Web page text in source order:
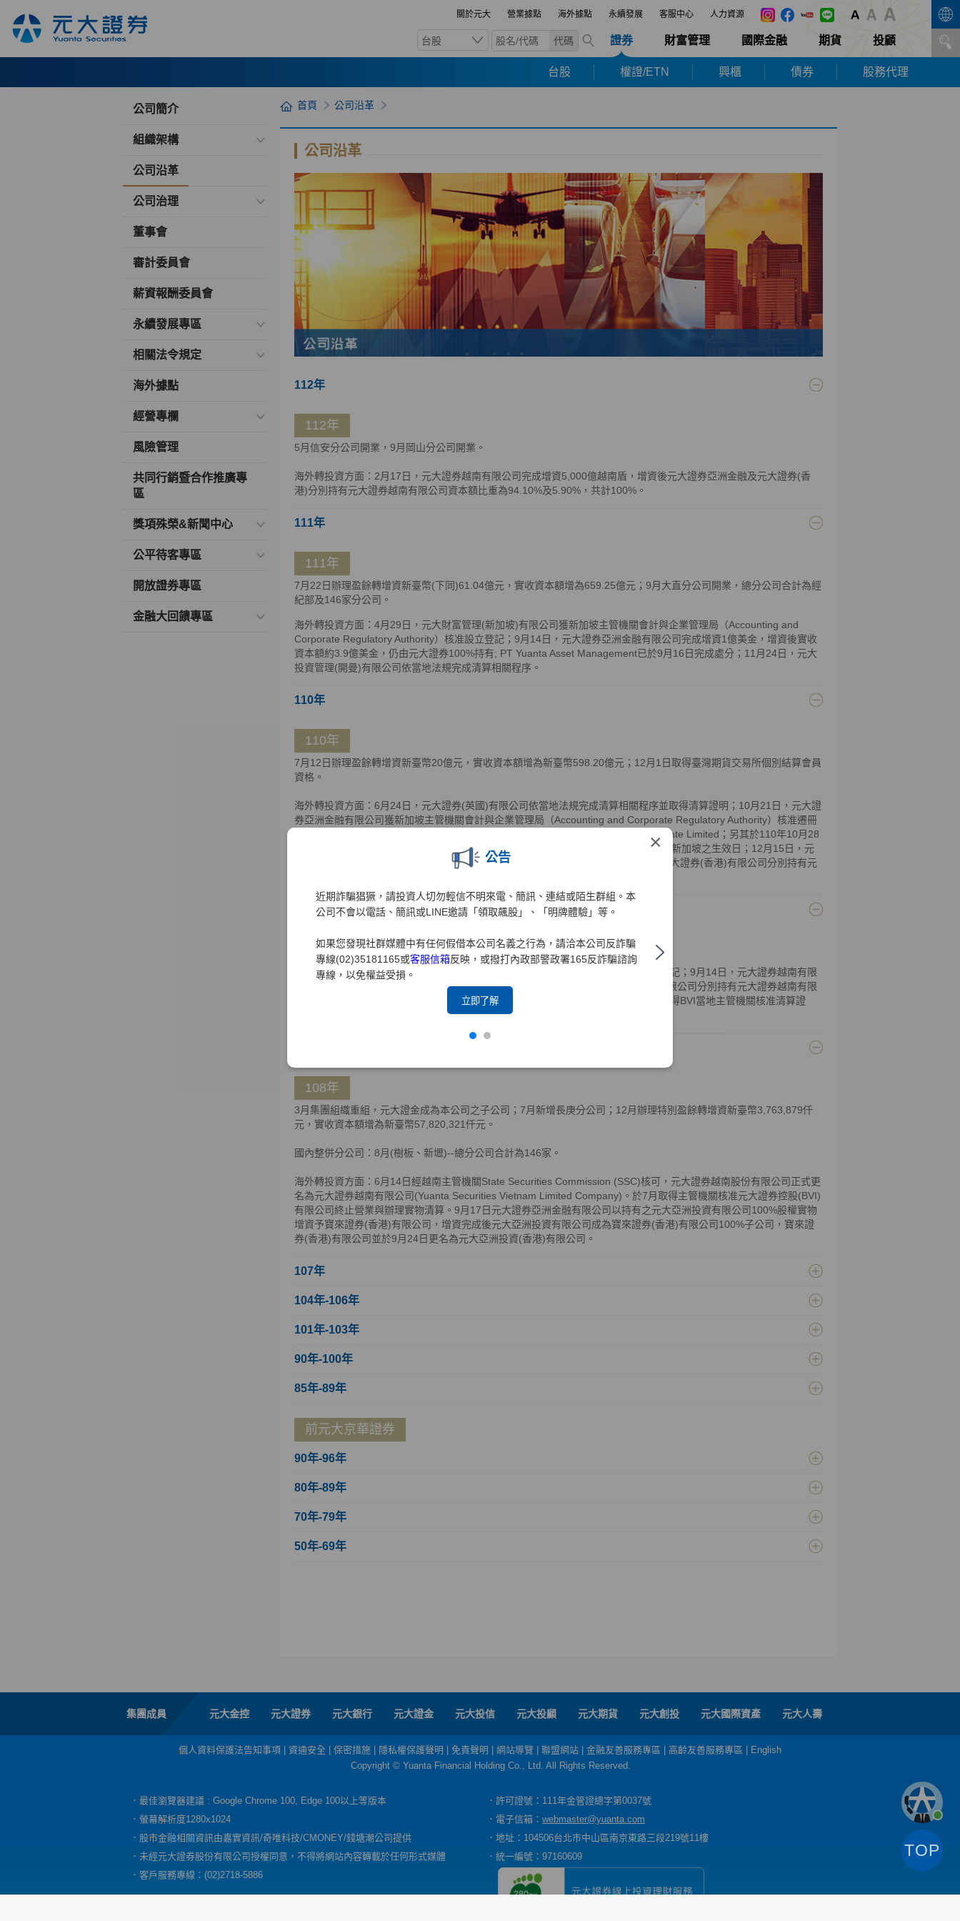
關於元大 營業據點 海外據點 永續發展 客服中心 人力資源
台股 代碼 證券 財富管理 國際金融 期貨 投顧
台股 權證/ETN 興櫃 債券 股務代理
×
公告
近期詐騙猖獗，請投資人切勿輕信不明來電、簡訊、連結或陌生群組。本
公司不會以電話、簡訊或LINE邀請「領取飆股」、「明牌體驗」等。
如果您發現社群媒體中有任何假借本公司名義之行為，請洽本公司反詐騙
專線(02)35181165或客服信箱反映，或撥打內政部警政署165反詐騙諮詢
專線，以免權益受損。
立即了解
公司簡介
組織架構
公司沿革
公司治理
董事會
審計委員會
薪資報酬委員會
永續發展專區
相關法令規定
海外據點
經營專欄
風險管理
共同行銷暨合作推廣專
區
獎項殊榮&新聞中心
公平待客專區
開放證券專區
金融大回饋專區
首頁 公司沿革
公司沿革
112年
112年
5月信安分公司開業，9月岡山分公司開業。
海外轉投資方面：2月17日，元大證券越南有限公司完成增資5,000億越南盾，增資後元大證券亞洲金融及元大證券(香
港)分別持有元大證券越南有限公司資本額比重為94.10%及5.90%，共計100%。
111年
111年
7月22日辦理盈餘轉增資新臺幣(下同)61.04億元，實收資本額增為659.25億元；9月大直分公司開業，總分公司合計為經
紀部及146家分公司。
海外轉投資方面：4月29日，元大財富管理(新加坡)有限公司獲新加坡主管機關會計與企業管理局（Accounting and
Corporate Regulatory Authority）核准設立登記；9月14日，元大證券亞洲金融有限公司完成增資1億美金，增資後實收
資本額約3.9億美金，仍由元大證券100%持有; PT Yuanta Asset Management已於9月16日完成處分；11月24日，元大
投資管理(開曼)有限公司依當地法規完成清算相關程序。
110年
110年
7月12日辦理盈餘轉增資新臺幣20億元，實收資本額增為新臺幣598.20億元；12月1日取得臺灣期貨交易所個別結算會員
資格。
海外轉投資方面：6月24日，元大證券(英國)有限公司依當地法規完成清算相關程序並取得清算證明；10月21日，元大證
券亞洲金融有限公司獲新加坡主管機關會計與企業管理局（Accounting and Corporate Regulatory Authority）核准遷冊
至新加坡，公司英文名稱並同步變更為Yuanta Securities Asia Financial Services Private Limited；另其於110年10月28
日獲百慕達公司註冊處（Registrar of Companies）核准遷出，遷出之生效日同其遷入新加坡之生效日；12月15日，元
大證券越南有限公司完成增資5,000億越南盾，增資後元大證券亞洲金融有限公司及元大證券(香港)有限公司分別持有元
109年
109年
海外轉投資方面：2月14日，元大證券控股(BVI)有限公司獲BVI公司註冊處核准註銷登記；9月14日，元大證券越南有限
公司完成增資5,000億越南盾，增資後元大證券亞洲金融有限公司及元大證券(香港)有限公司分別持有元大證券越南有限
公司股權90.16%及9.84%，持股比例共計100%；11月4日，元大亞洲投資有限公司取得BVI當地主管機關核准清算證
明，以實物解散清算方式，將資產分配返還予元大亞洲投資(香港)有限公司。
108年
3月集團組織重組，元大證金成為本公司之子公司；7月新增長庚分公司；12月辦理特別盈餘轉增資新臺幣3,763,879仟
元，實收資本額增為新臺幣57,820,321仟元。
國內整併分公司：8月(樹板、新壢)--總分公司合計為146家。
海外轉投資方面：6月14日經越南主管機關State Securities Commission (SSC)核可，元大證券越南股份有限公司正式更
名為元大證券越南有限公司(Yuanta Securities Vietnam Limited Company)。於7月取得主管機關核准元大證券控股(BVI)
有限公司終止營業與辦理實物清算。9月17日元大證券亞洲金融有限公司以持有之元大亞洲投資有限公司100%股權實物
增資予寶來證券(香港)有限公司，增資完成後元大亞洲投資有限公司成為寶來證券(香港)有限公司100%子公司，寶來證
券(香港)有限公司並於9月24日更名為元大亞洲投資(香港)有限公司。
107年
104年-106年
101年-103年
90年-100年
85年-89年
前元大京華證券
90年-96年
80年-89年
70年-79年
50年-69年
集團成員 元大金控 元大證券 元大銀行 元大證金 元大投信 元大投顧 元大期貨 元大創投 元大國際資產 元大人壽
個人資料保護法告知事項 資通安全 保密措施 隱私權保護聲明 免責聲明 網站導覽 聯盟網站 金融友善服務專區 高齡友善服務專區
English
Copyright © Yuanta Financial Holding Co., Ltd. All Rights Reserved.
．最佳瀏覽器建議 : Google Chrome 100, Edge 100以上等版本
．許可證號：111年金管證總字第0037號
．螢幕解析度1280x1024
．電子信箱： webmaster@yuanta.com
．股市金融相關資訊由嘉實資訊/奇唯科技/CMONEY/錢塘潮公司提供
．地址：104506台北市中山區南京東路三段219號11樓
．未經元大證券股份有限公司授權同意，不得將網站內容轉載於任何形式媒體
．統一編號：97160609
．客戶服務專線：(02)2718-5886
TOP